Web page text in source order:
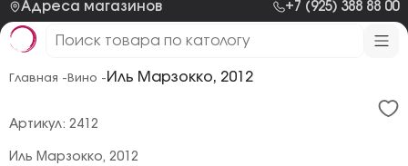
Адреса магазинов +7 (925) 388 88 00
Главная - Вино - Иль Марзокко, 2012
Иль Марзокко, 2012
Артикул: 2412